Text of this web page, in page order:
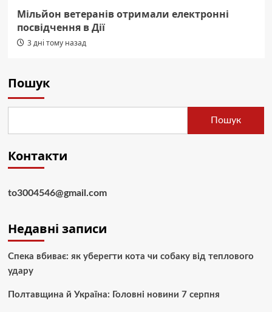
Мільйон ветеранів отримали електронні
посвідчення в Дії
3 дні тому назад
Пошук
Пошук
Контакти
to3004546@gmail.com
Недавні записи
Спека вбиває: як уберегти кота чи собаку від теплового
удару
Полтавщина й Україна: Головні новини 7 серпня